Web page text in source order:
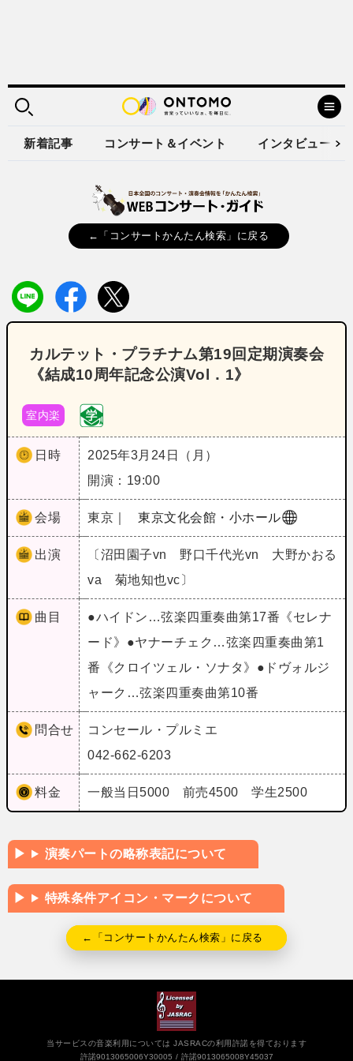
新着記事 コンサート＆イベント インタビュー
←「コンサートかんたん検索」に戻る
カルテット・プラチナム第19回定期演奏会
《結成10周年記念公演Vol．1》
室内楽
日時
2025年3月24日（月）
開演：19:00
会場 東京｜ 東京文化会館・小ホール
出演
〔沼田園子vn 野口千代光vn 大野かおる
va 菊地知也vc〕
曲目
●ハイドン…弦楽四重奏曲第17番《セレナ
ード》●ヤナーチェク…弦楽四重奏曲第1
番《クロイツェル・ソナタ》●ドヴォルジ
ャーク…弦楽四重奏曲第10番
問合せ
コンセール・プルミエ
042-662-6203
料金 一般当日5000 前売4500 学生2500
演奏パートの略称表記について
特殊条件アイコン・マークについて
←「コンサートかんたん検索」に戻る
当サービスの音楽利用については JASRACの利用許諾を得ております
許諾9013065006Y30005
許諾9013065008Y45037